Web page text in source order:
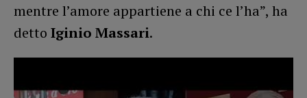
mentre l’amore appartiene a chi ce l’ha”, ha
detto Iginio Massari.